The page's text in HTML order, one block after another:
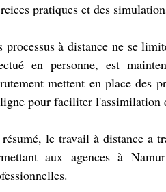
pratiques et des
processus à distance ne se
en personne, est
mettent en place des
pour faciliter l'assimilation
le travail à distance a
aux agences à